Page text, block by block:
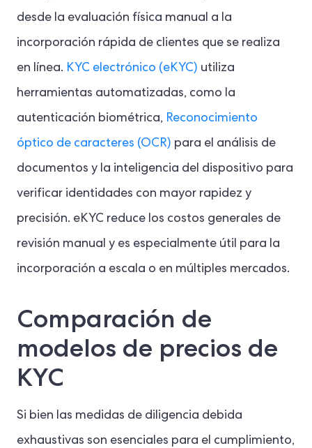
desde la evaluación física manual a la
incorporación rápida de clientes que se realiza
en línea. KYC electrónico (eKYC) utiliza
herramientas automatizadas, como la
autenticación biométrica, Reconocimiento
óptico de caracteres (OCR) para el análisis de
documentos y la inteligencia del dispositivo para
verificar identidades con mayor rapidez y
precisión. eKYC reduce los costos generales de
revisión manual y es especialmente útil para la
incorporación a escala o en múltiples mercados.
Comparación de
modelos de precios de
KYC
Si bien las medidas de diligencia debida
exhaustivas son esenciales para el cumplimiento,